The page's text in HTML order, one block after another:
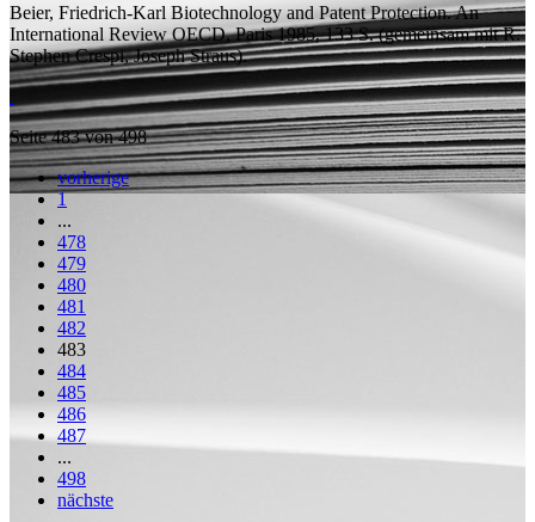
Beier, Friedrich-Karl Biotechnology and Patent Protection. An
International ReviewOECD, Paris 1985, 133S.(gemeinsam mitR.
Stephen Crespi, Joseph Straus).
Seite 483 von 498
vorherige
1
...
478
479
480
481
482
483
484
485
486
487
...
498
nächste